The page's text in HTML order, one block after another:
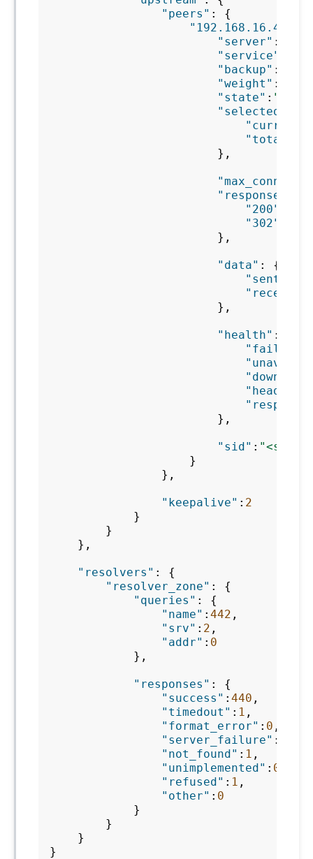
"peers" :
{
"192.168.16.4:80"
"server" :
"service"
"backup" :
"weight" :
"state" : "up"
"selected"
"current"
"total"
},
"max_conns"
"responses"
"200"
"302"
},
"data" :
{
"sent"
},
"health" :
"fails"
},
"sid" :
}
},
"keepalive" : 2
}
}
},
"resolvers" :
{
"resolver_zone" :
{
"queries" :
{
"name" :442 ,
"srv" : 2 ,
"addr" : 0
},
"responses" :
{
"success" :440 ,
"timedout" : 1 ,
"format_error" : 0 ,
"server_failure" :
"not_found" : 1 ,
"unimplemented" : 0
"refused" : 1 ,
"other" : 0
}
}
}
}